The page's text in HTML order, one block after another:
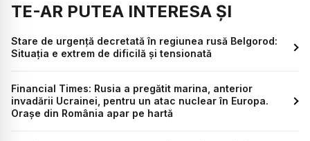
TE-AR PUTEA INTERESA ȘI
Stare de urgenţă decretată în regiunea rusă Belgorod:
Situația e extrem de dificilă și tensionată
Financial Times: Rusia a pregătit marina, anterior
invadării Ucrainei, pentru un atac nuclear în Europa.
Orașe din România apar pe hartă